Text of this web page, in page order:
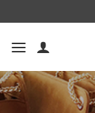
to
content